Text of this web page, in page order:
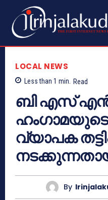
LOCAL NEWS
Less than 1 min. Read
ബി എസ്
ഹംഗാമയുടെ
വ്യാപക
By